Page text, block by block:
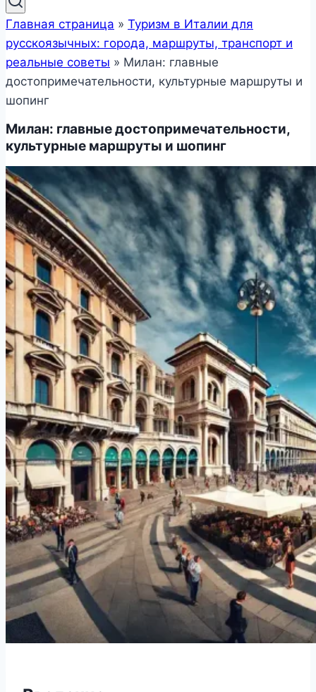
Главная страница » Туризм в Италии для
русскоязычных: города, маршруты, транспорт и
реальные советы » Милан: главные
достопримечательности, культурные маршруты и
шопинг
Милан: главные достопримечательности,
культурные маршруты и шопинг